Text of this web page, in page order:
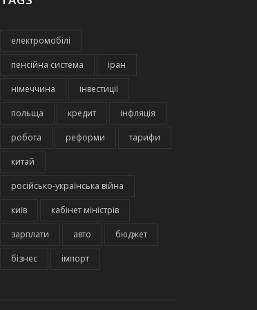
електромобілі
пенсійна система іран
німеччина інвестиції
польща кредит інфляція
робота реформи тарифи
китай
російсько-українська війна
київ кабінет міністрів
зарплати авто бюджет
бізнес імпорт